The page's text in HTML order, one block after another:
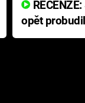
opět
přichází s